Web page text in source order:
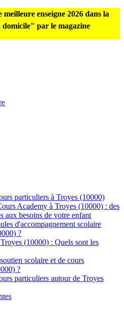
enseigne 2026 dans la
domicile" par le magazine
particuliers à Troyes (10000)
Academy à Troyes (10000) : des
aux besoins de votre enfant
d'accompagnement scolaire
?
(10000) : Quels sont les
scolaire et de cours
?
particuliers autour de Troyes